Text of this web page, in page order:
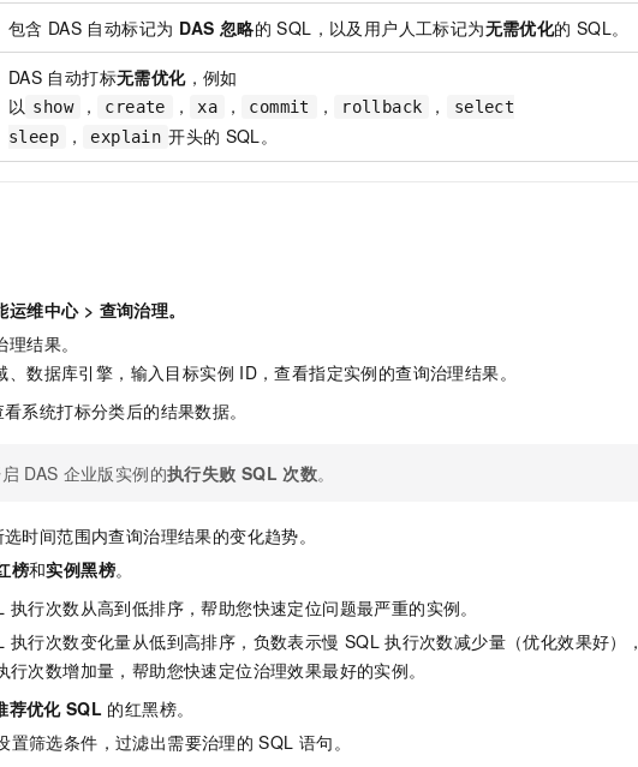
包含 DAS 自动标记为 DAS 忽略的 SQL，以及用户人工标记为无需优化的 SQL。
DAS 自动打标无需优化，例如
以 show ， create ， xa ， commit ， rollback ，
select
sleep
， explain 开头的 SQL。
运维中心> 查询治理。
结果。
、数据库引擎，输入目标实例 ID，查看指定实例的查询治理结果。
看系统打标分类后的结果数据。
DAS 企业版实例的执行失败 SQL 次数。
选时间范围内查询治理结果的变化趋势。
榜和实例黑榜。
执行次数从高到低排序，帮助您快速定位问题最严重的实例。
执行次数变化量从低到高排序，负数表示慢 SQL 执行次数减少量（优化效果好），
行次数增加量，帮助您快速定位治理效果最好的实例。
荐优化 SQL 的红黑榜。
置筛选条件，过滤出需要治理的 SQL 语句。